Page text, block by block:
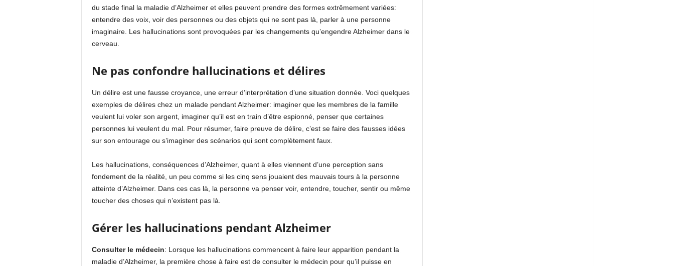
du stade final la maladie d’Alzheimer et elles peuvent prendre des formes extrêmement variées:
entendre des voix, voir des personnes ou des objets qui ne sont pas là, parler à une personne
imaginaire. Les hallucinations sont provoquées par les changements qu’engendre Alzheimer dans le
cerveau.
Ne pas confondre hallucinations et délires
Un délire est une fausse croyance, une erreur d’interprétation d’une situation donnée. Voci quelques
exemples de délires chez un malade pendant Alzheimer: imaginer que les membres de la famille
veulent lui voler son argent, imaginer qu’il est en train d’être espionné, penser que certaines
personnes lui veulent du mal. Pour résumer, faire preuve de délire, c’est se faire des fausses idées
sur son entourage ou s’imaginer des scénarios qui sont complètement faux.
Les hallucinations, conséquences d’Alzheimer, quant à elles viennent d’une perception sans
fondement de la réalité, un peu comme si les cinq sens jouaient des mauvais tours à la personne
atteinte d’Alzheimer. Dans ces cas là, la personne va penser voir, entendre, toucher, sentir ou même
toucher des choses qui n’existent pas là.
Gérer les hallucinations pendant Alzheimer
Consulter le médecin: Lorsque les hallucinations commencent à faire leur apparition pendant la
maladie d’Alzheimer, la première chose à faire est de consulter le médecin pour qu’il puisse en